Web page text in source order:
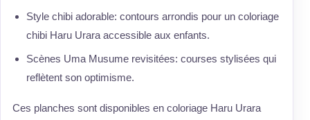
Style chibi adorable: contours arrondis pour un coloriage
chibi Haru Urara accessible aux enfants.
Scènes Uma Musume revisitées: courses stylisées qui
reflètent son optimisme.
Ces planches sont disponibles en coloriage Haru Urara